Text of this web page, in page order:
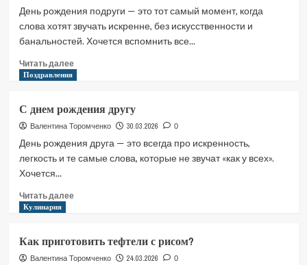
рождения
День рождения подруги — это тот самый момент, когда
слова хотят звучать искренне, без искусственности и
банальностей. Хочется вспомнить все...
Читать далееПрочитать
днем
​​
рождения
Поздравления
С днем ​​рождения другу
Валентина Торомченко 30.03.2026 0
День рождения друга — это всегда про искренность,
легкость и те самые слова, которые не звучат «как у всех».
Хочется...
Читать далееПрочитать
днем
​​
Кулинария
Как приготовить тефтели с рисом?
Валентина Торомченко 24.03.2026 0